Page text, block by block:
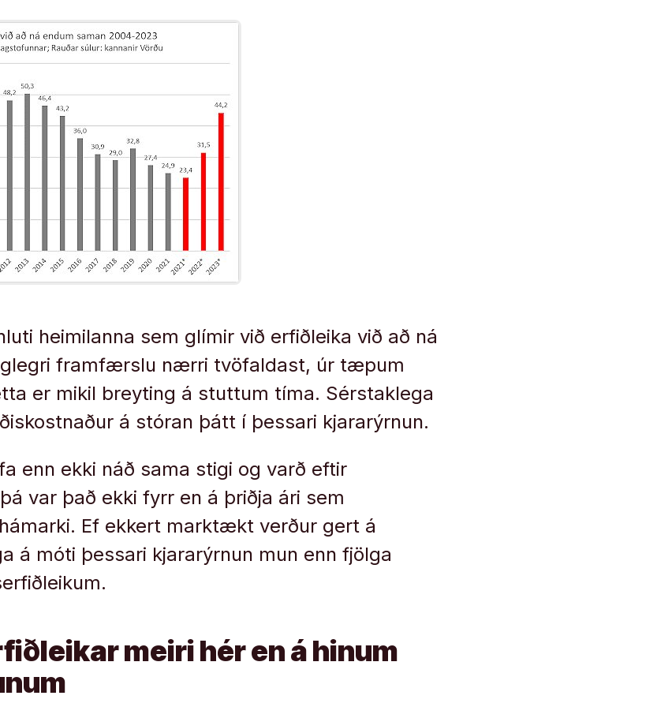
heimilanna sem glímir við erfiðleika við að ná
framfærslu nærri tvöfaldast, úr tæpum
er mikil breyting á stuttum tíma. Sérstaklega
á stóran þátt í þessari kjararýrnun.
enn ekki náð sama stigi og varð eftir
var það ekki fyrr en á þriðja ári sem
Ef ekkert marktækt verður gert á
á móti þessari kjararýrnun mun enn fjölga
meiri hér en á hinum